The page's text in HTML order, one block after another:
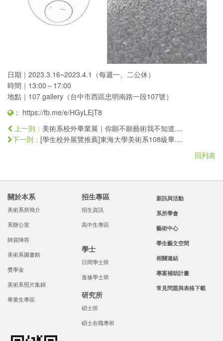
日期｜2023.3.16~2023.4.1（每週一、二公休）
時間｜13:00～17:00
地點｜107 gallery（台中市西區忠明南路一段107號）
： https://fb.me/e/HGyLEjT8
上一則： 美術系校外畢業展｜你願不願藝術我不知道....
下一則： [學生校外展覽推薦]東海大學美術系108級畢....
回列表
關於本系
美術系所簡介
系辦公室
師資陣容
美術系圖書館
獎學金
美術系照片集錦
畢業生專區
招生專區
招生資訊
高中生專區
學士
日間學士班
進修學士班
研究所
碩士班
碩士在職專班
新訊與活動
系所學會
藝術中心
學生藝文空間
相關連結
專案補助計畫
常見問題與表格下載